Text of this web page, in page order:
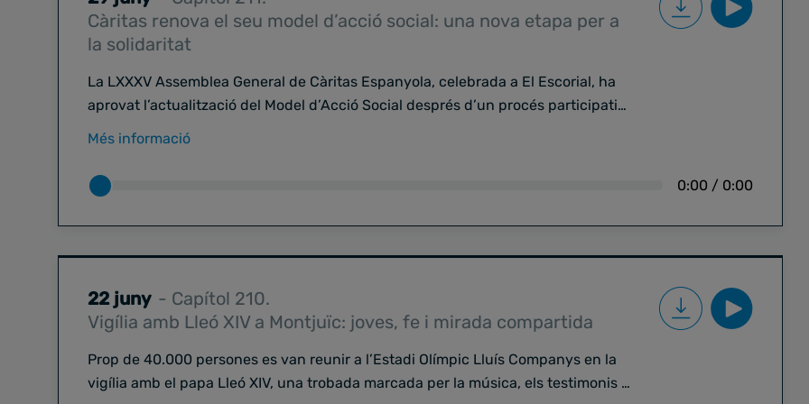
Càritas renova el seu model d’acció social: una nova etapa per a
la solidaritat
La LXXXV Assemblea General de Càritas Espanyola, celebrada a El Escorial, ha
aprovat l’actualització del Model d’Acció Social després d’un procés participatiu
context de nous reptes socials i comunitaris.
En aquest episodi parlem amb
Lleida i vicepresident de Càritas Catalunya, sobre els principals missatges de
integral, la sinodalitat o la incidència política es tradueixen en la feina diària de
Càritas al territori.
en la construcció d’una societat més justa i comunitària.
Més informació
0:00 / 0:00
22 juny - Capítol 210.
Vigília amb Lleó XIV a Montjuïc: joves, fe i mirada compartida
Prop de 40.000 persones es van reunir a l’Estadi Olímpic Lluís Companys en la
vigília amb el papa Lleó XIV, una trobada marcada per la música, els testimonis i